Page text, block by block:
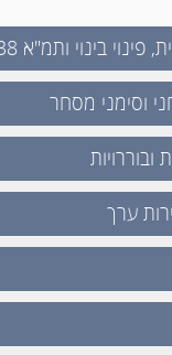
בינוי ותמ"א 38
וסימני מסחר
ערך